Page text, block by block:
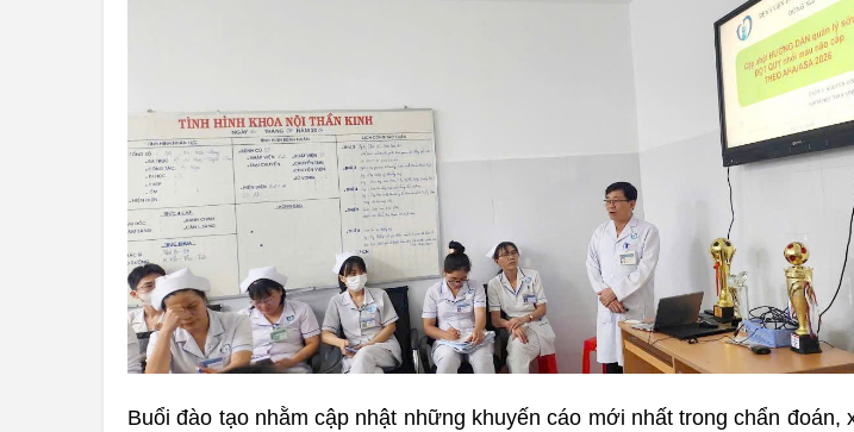
Buổi đào tạo nhằm cập nhật những khuyến cáo mới nhất trong chẩn